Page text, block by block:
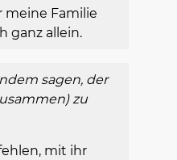
meine Familie
ganz allein.
sagen, der
zu
mit ihr